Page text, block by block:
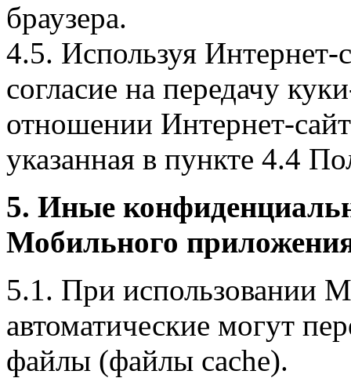
браузера.
4.5. Используя Интернет-
согласие на передачу
отношении Интернет-
указанная в пункте 4.4
5. Иные
Мобильного
5.1. При использовании
автоматические могут
файлы (файлы cache).